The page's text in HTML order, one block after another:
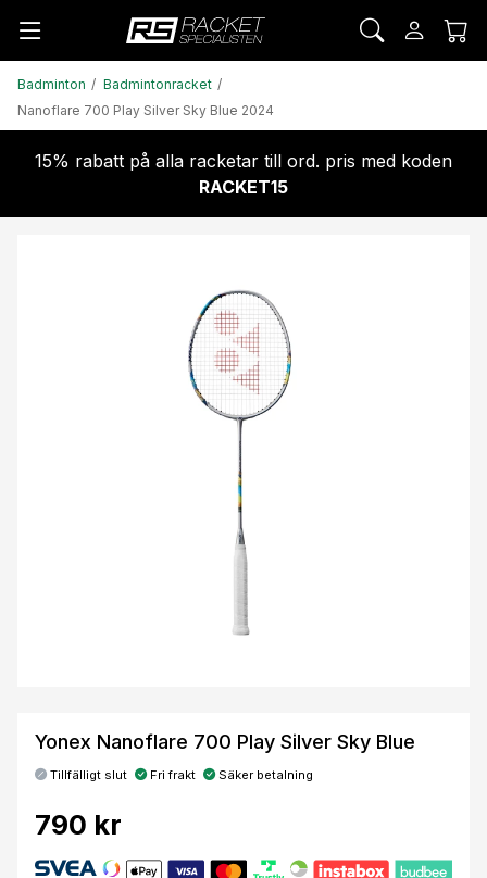
Badminton
Badmintonracket
Nanoflare 700 Play Silver Sky Blue 2024
15% rabatt på alla racketar till ord. pris med koden
RACKET15
Yonex Nanoflare 700 Play Silver Sky Blue
Tillfälligt slut Fri frakt Säker betalning
790 kr